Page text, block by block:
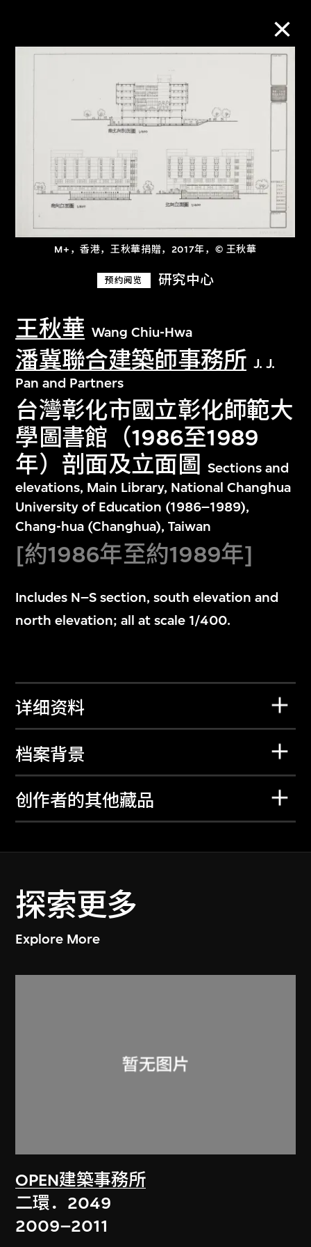
M+，香港，王秋華捐贈，2017年，© 王秋華
预约阅览 研究中心
王秋華 Wang Chiu-Hwa
潘冀聯合建築師事務所 J. J.
Pan and Partners
台灣彰化市國立彰化師範大
學圖書館（1986至1989
年）剖面及立面圖
Sections and
elevations, Main Library, National Changhua
University of Education (1986–1989),
Chang-hua (Changhua), Taiwan
[約1986年至約1989年]
Includes N–S section, south elevation and
north elevation; all at scale 1/400.
详细资料
档案背景
创作者的其他藏品
探索更多
Explore More
OPEN建築事務所
二環．2049
2009–2011
M+藏品
进一步筛选
关于M+藏品